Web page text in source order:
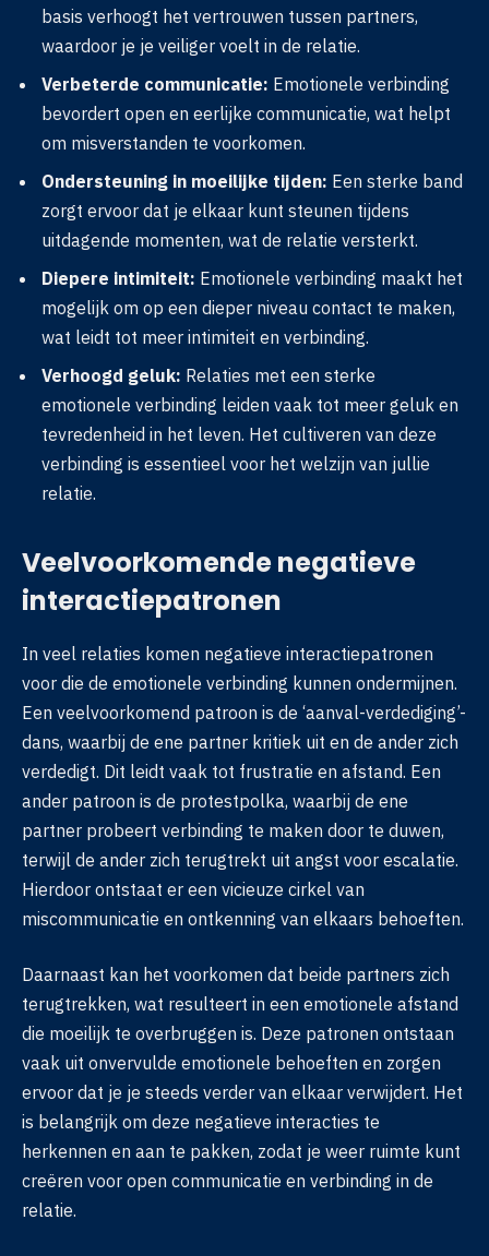
basis verhoogt het vertrouwen tussen partners,
waardoor je je veiliger voelt in de relatie.
Verbeterde communicatie: Emotionele verbinding
bevordert open en eerlijke communicatie, wat helpt
om misverstanden te voorkomen.
Ondersteuning in moeilijke tijden: Een sterke band
zorgt ervoor dat je elkaar kunt steunen tijdens
uitdagende momenten, wat de relatie versterkt.
Diepere intimiteit: Emotionele verbinding maakt het
mogelijk om op een dieper niveau contact te maken,
wat leidt tot meer intimiteit en verbinding.
Verhoogd geluk: Relaties met een sterke
emotionele verbinding leiden vaak tot meer geluk en
tevredenheid in het leven. Het cultiveren van deze
verbinding is essentieel voor het welzijn van jullie
relatie.
Veelvoorkomende negatieve
interactiepatronen
In veel relaties komen negatieve interactiepatronen
voor die de emotionele verbinding kunnen ondermijnen.
Een veelvoorkomend patroon is de ‘aanval-verdediging’-
dans, waarbij de ene partner kritiek uit en de ander zich
verdedigt. Dit leidt vaak tot frustratie en afstand. Een
ander patroon is de protestpolka, waarbij de ene
partner probeert verbinding te maken door te duwen,
terwijl de ander zich terugtrekt uit angst voor escalatie.
Hierdoor ontstaat er een vicieuze cirkel van
miscommunicatie en ontkenning van elkaars behoeften.
Daarnaast kan het voorkomen dat beide partners zich
terugtrekken, wat resulteert in een emotionele afstand
die moeilijk te overbruggen is. Deze patronen ontstaan
vaak uit onvervulde emotionele behoeften en zorgen
ervoor dat je je steeds verder van elkaar verwijdert. Het
is belangrijk om deze negatieve interacties te
herkennen en aan te pakken, zodat je weer ruimte kunt
creëren voor open communicatie en verbinding in de
relatie.